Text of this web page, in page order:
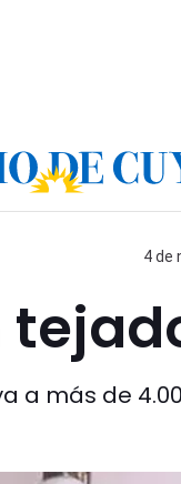
4 de
a más de